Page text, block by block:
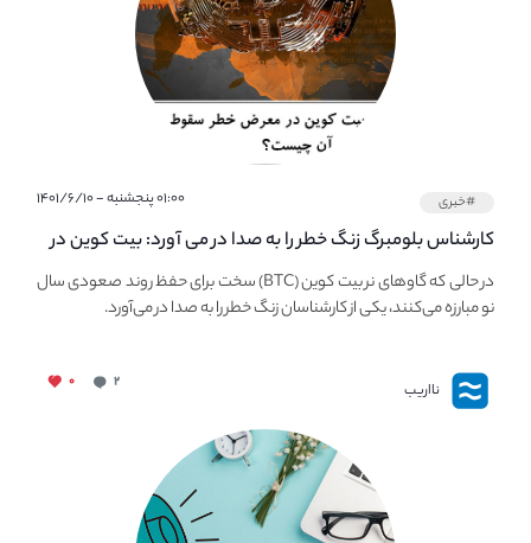
#خبری ۰۱:۰۰ پنجشنبه - ۱۴۰۱/۶/۱۰
کارشناس بلومبرگ زنگ خطر را به صدا در می آورد: بیت کوین در
معرض خطر سقوط بزرگ است - دلیل آن چیست؟در حالی که گاوهای نر بیت کوین (BTC) سخت برای حفظ روند صعودی سال
نو مبارزه می‌کنند، یکی از کارشناسان زنگ خطر را به صدا در می‌آورد.
نااریب ۲ ۰